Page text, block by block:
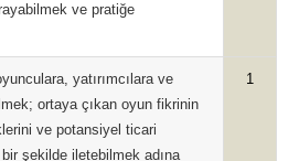
ve pratiğe
yatırımcılara ve
ortaya çıkan oyun fikrinin
ve potansiyel ticari
bir şekilde iletebilmek adına
1